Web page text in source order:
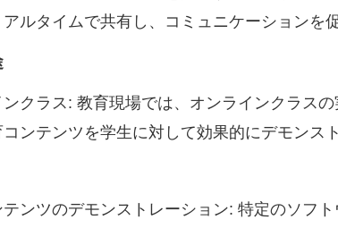
ルタイムで共有し、コミュニケーションを
クラス: 教育現場では、オンラインクラス
ンテンツを学生に対して効果的にデモンス
ンツのデモンストレーション: 特定のソフ